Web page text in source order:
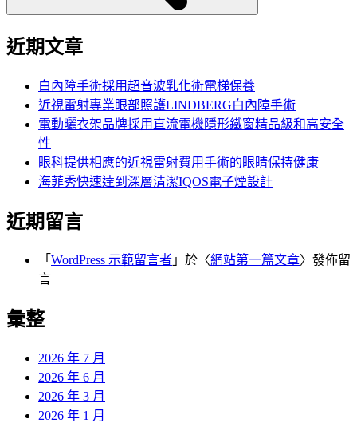
近期文章
白內障手術採用超音波乳化術電梯保養
近視雷射專業眼部照護LINDBERG白內障手術
電動曬衣架品牌採用直流電機隱形鐵窗精品級和高安全
性
眼科提供相應的近視雷射費用手術的眼睛保持健康
海菲秀快速達到深層清潔IQOS電子煙設計
近期留言
「 WordPress 示範留言者 」於〈網站第一篇文章〉發佈留
言
彙整
2026 年 7 月
2026 年 6 月
2026 年 3 月
2026 年 1 月